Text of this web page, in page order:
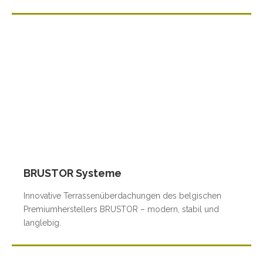
BRUSTOR Systeme
Innovative Terrassenüberdachungen des belgischen
Premiumherstellers BRUSTOR – modern, stabil und
langlebig.